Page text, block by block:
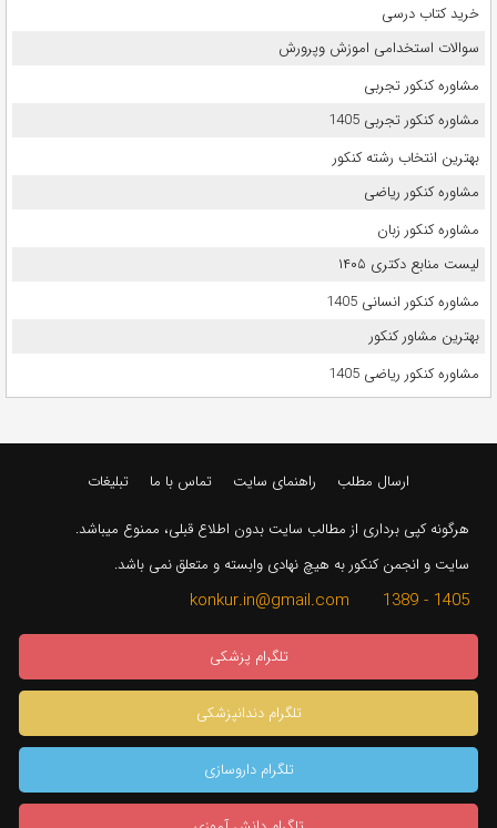
خرید کتاب درسی
سوالات استخدامی اموزش وپرورش
مشاوره کنکور تجربی
مشاوره کنکور تجربی 1405
بهترین انتخاب رشته کنکور
مشاوره کنکور ریاضی
مشاوره کنکور زبان
لیست منابع دکتری ۱۴۰۵
مشاوره کنکور انسانی 1405
بهترین مشاور کنکور
مشاوره کنکور ریاضی 1405
ارسال مطلب راهنمای سایت تماس با ما تبلیغات
هرگونه کپی برداری از مطالب سایت بدون اطلاع قبلی، ممنوع میباشد.
سایت و انجمن کنکور به هیچ نهادی وابسته و متعلق نمی باشد.
1405 - 1389 konkur.in@gmail.com
تلگرام پزشکی
تلگرام دندانپزشکی
تلگرام داروسازی